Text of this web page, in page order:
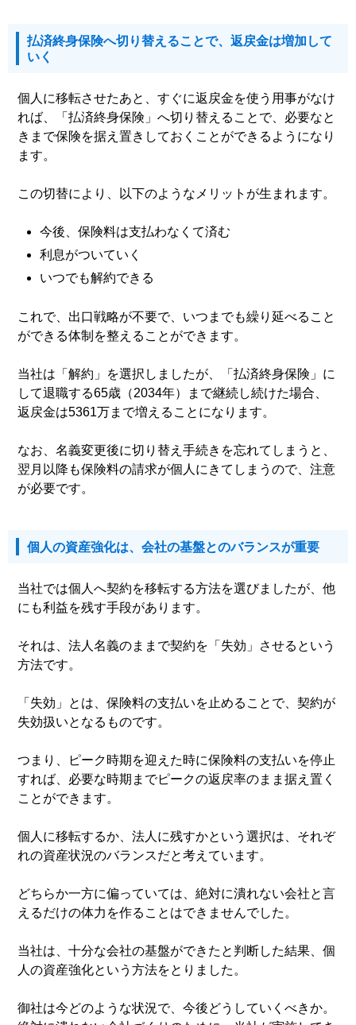
払済終身保険へ切り替えることで、返戻金は増加して
いく
個人に移転させたあと、すぐに返戻金を使う用事がなけ
れば、「払済終身保険」へ切り替えることで、必要なと
きまで保険を据え置きしておくことができるようになり
ます。
この切替により、以下のようなメリットが生まれます。
今後、保険料は支払わなくて済む
利息がついていく
いつでも解約できる
これで、出口戦略が不要で、いつまでも繰り延べること
ができる体制を整えることができます。
当社は「解約」を選択しましたが、「払済終身保険」に
して退職する65歳（2034年）まで継続し続けた場合、
返戻金は5361万まで増えることになります。
なお、名義変更後に切り替え手続きを忘れてしまうと、
翌月以降も保険料の請求が個人にきてしまうので、注意
が必要です。
個人の資産強化は、会社の基盤とのバランスが重要
当社では個人へ契約を移転する方法を選びましたが、他
にも利益を残す手段があります。
それは、法人名義のままで契約を「失効」させるという
方法です。
「失効」とは、保険料の支払いを止めることで、契約が
失効扱いとなるものです。
つまり、ピーク時期を迎えた時に保険料の支払いを停止
すれば、必要な時期までピークの返戻率のまま据え置く
ことができます。
個人に移転するか、法人に残すかという選択は、それぞ
れの資産状況のバランスだと考えています。
どちらか一方に偏っていては、絶対に潰れない会社と言
えるだけの体力を作ることはできませんでした。
当社は、十分な会社の基盤ができたと判断した結果、個
人の資産強化という方法をとりました。
御社は今どのような状況で、今後どうしていくべきか。